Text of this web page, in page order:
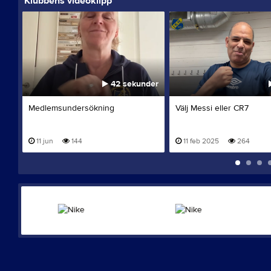
42 sekunder
Medlemsundersökning
11 jun 144
Välj Messi eller CR7
11 feb 2025 264